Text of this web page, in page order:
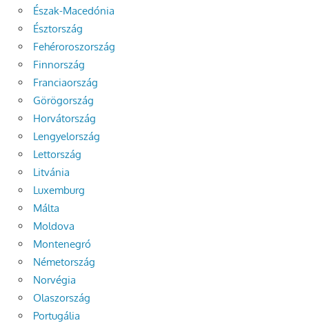
Észak-Macedónia
Észtország
Fehéroroszország
Finnország
Franciaország
Görögország
Horvátország
Lengyelország
Lettország
Litvánia
Luxemburg
Málta
Moldova
Montenegró
Németország
Norvégia
Olaszország
Portugália